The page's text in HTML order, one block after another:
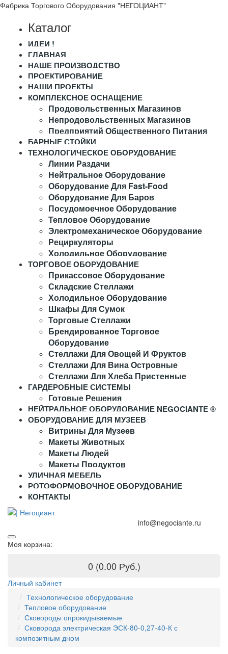
Фабрика Торгового Оборудования "НЕГОЦИАНТ"
Каталог
ИДЕИ !
ГЛАВНАЯ
НАШЕ ПРОИЗВОДСТВО
ПРОЕКТИРОВАНИЕ
НАШИ ПРОЕКТЫ
КОМПЛЕКСНОЕ ОСНАЩЕНИЕ
Продовольственных Магазинов
Непродовольственных Магазинов
Предприятий Общественного Питания
БАРНЫЕ СТОЙКИ
ТЕХНОЛОГИЧЕСКОЕ ОБОРУДОВАНИЕ
Линии Раздачи
Нейтральное Оборудование
Оборудование Для Fast-Food
Оборудование Для Баров
Посудомоечное Оборудование
Тепловое Оборудование
Электромеханическое Оборудование
Рециркуляторы
Холодильное Оборудование
ТОРГОВОЕ ОБОРУДОВАНИЕ
Прикассовое Оборудование
Складские Стеллажи
Холодильное Оборудование
Шкафы Для Сумок
Торговые Стеллажи
Брендированное Торговое
Оборудование
Стеллажи Для Овощей И Фруктов
Стеллажи Для Вина Островные
Стеллажи Для Хлеба Пристенные
ГАРДЕРОБНЫЕ СИСТЕМЫ
Готовые Решения
НЕЙТРАЛЬНОЕ ОБОРУДОВАНИЕ NEGOCIANTE ®
ОБОРУДОВАНИЕ ДЛЯ МУЗЕЕВ
Витрины Для Музеев
Макеты Животных
Макеты Людей
Макеты Продуктов
УЛИЧНАЯ МЕБЕЛЬ
РОТОФОРМОВОЧНОЕ ОБОРУДОВАНИЕ
КОНТАКТЫ
info@negociante.ru
Моя корзина:
0 (0.00 Руб.)
Личный кабинет
Технологическое оборудование
Тепловое оборудование
Сковороды опрокидываемые
Сковорода электрическая ЭСК-80-0,27-40-К с
композитным дном